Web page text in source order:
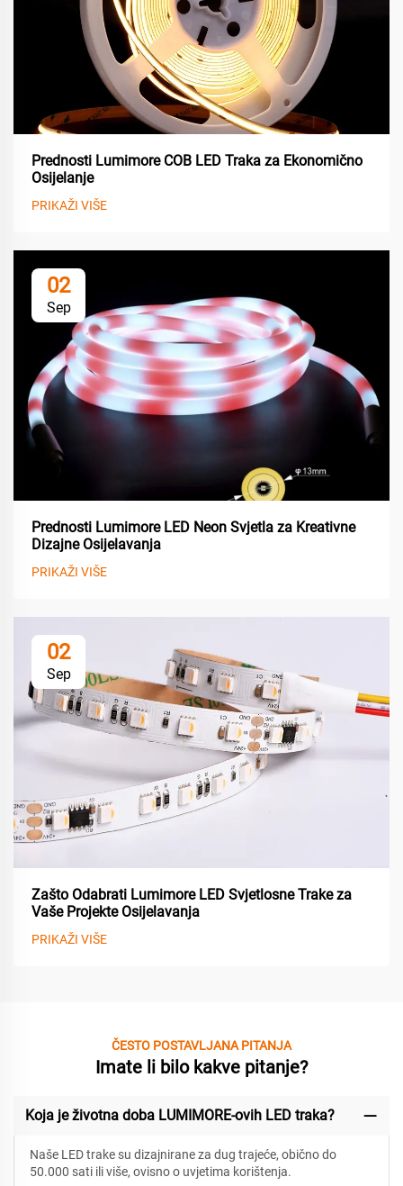
Prednosti Lumimore COB LED Traka za Ekonomično
Osijelanje
PRIKAŽI VIŠE
02
Sep
Prednosti Lumimore LED Neon Svjetla za Kreativne
Dizajne Osijelavanja
PRIKAŽI VIŠE
02
Sep
Zašto Odabrati Lumimore LED Svjetlosne Trake za
Vaše Projekte Osijelavanja
PRIKAŽI VIŠE
ČESTO POSTAVLJANA PITANJA
Imate li bilo kakve pitanje?
Koja je životna doba LUMIMORE-ovih LED traka?
Naše LED trake su dizajnirane za dug trajeće, obično do
50.000 sati ili više, ovisno o uvjetima korištenja.